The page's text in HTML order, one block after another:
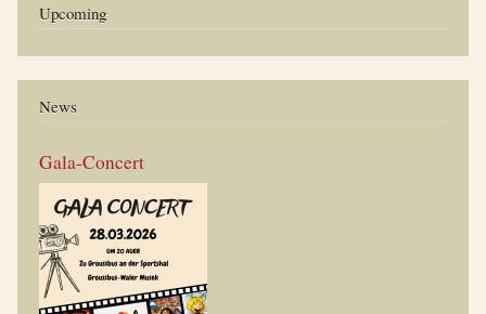
Upcoming
News
Gala-Concert